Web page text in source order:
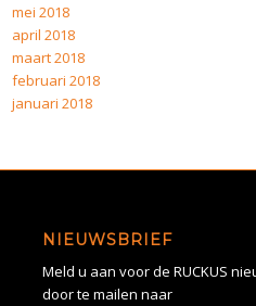
mei 2018
april 2018
maart 2018
februari 2018
januari 2018
NIEUWSBRIEF
Meld u aan voor de RUCKUS
door te mailen naar